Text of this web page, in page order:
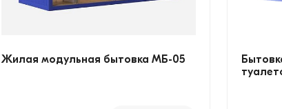
Жилая модульная бытовка МБ-05